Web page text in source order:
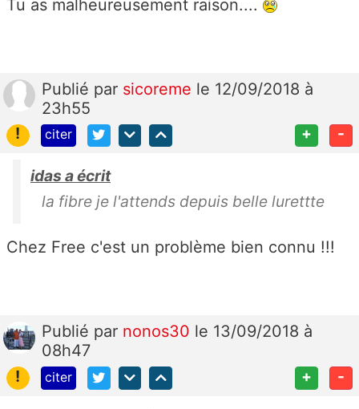
Tu as malheureusement raison....
Publié par sicoreme le 12/09/2018 à
23h55
!
citer + -
idas a écrit
la fibre je l'attends depuis belle lurettte
Chez Free c'est un problème bien connu !!!
Publié par nonos30 le 13/09/2018 à
08h47
!
citer + -